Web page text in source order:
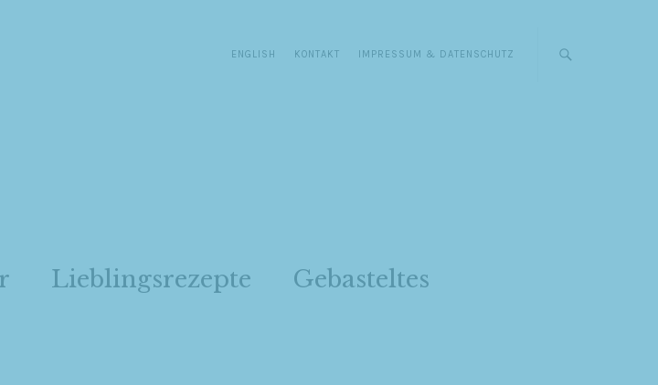
ENGLISH KONTAKT IMPRESSUM & DATENSCHUTZ
Lieblingsrezepte Gebasteltes